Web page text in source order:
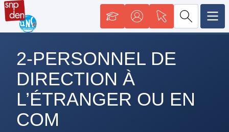
2-PERSONNEL DE
DIRECTION À
L’ÉTRANGER OU EN
COM